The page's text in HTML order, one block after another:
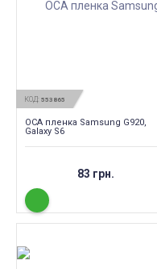
КОД: 553865
OCA пленка Samsung G920,
Galaxy S6
83 грн.